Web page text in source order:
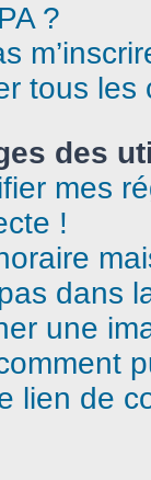
?
tous les
des
mes
!
dans
une
lien de